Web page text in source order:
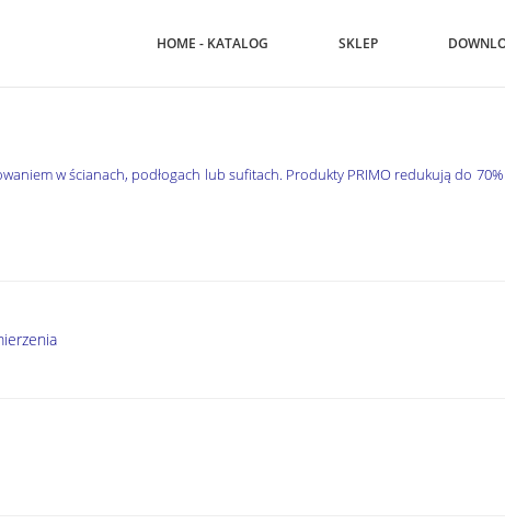
HOME - KATALOG SKLEP
w ścianach, podłogach lub sufitach. Produkty PRIMO redukują do